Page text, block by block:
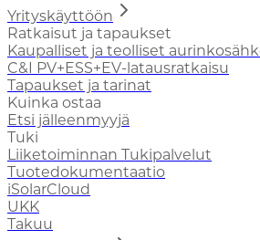
Yrityskäyttöön
Ratkaisut ja tapaukset
Kaupalliset ja teolliset
C&I PV+ESS+EV-latausratkaisu
Tapaukset ja tarinat
Kuinka ostaa
Etsi jälleenmyyjä
Tuki
Liiketoiminnan Tukipalvelut
Tuotedokumentaatio
iSolarCloud
UKK
Takuu